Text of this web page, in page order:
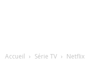
Accueil Série TV Netflix